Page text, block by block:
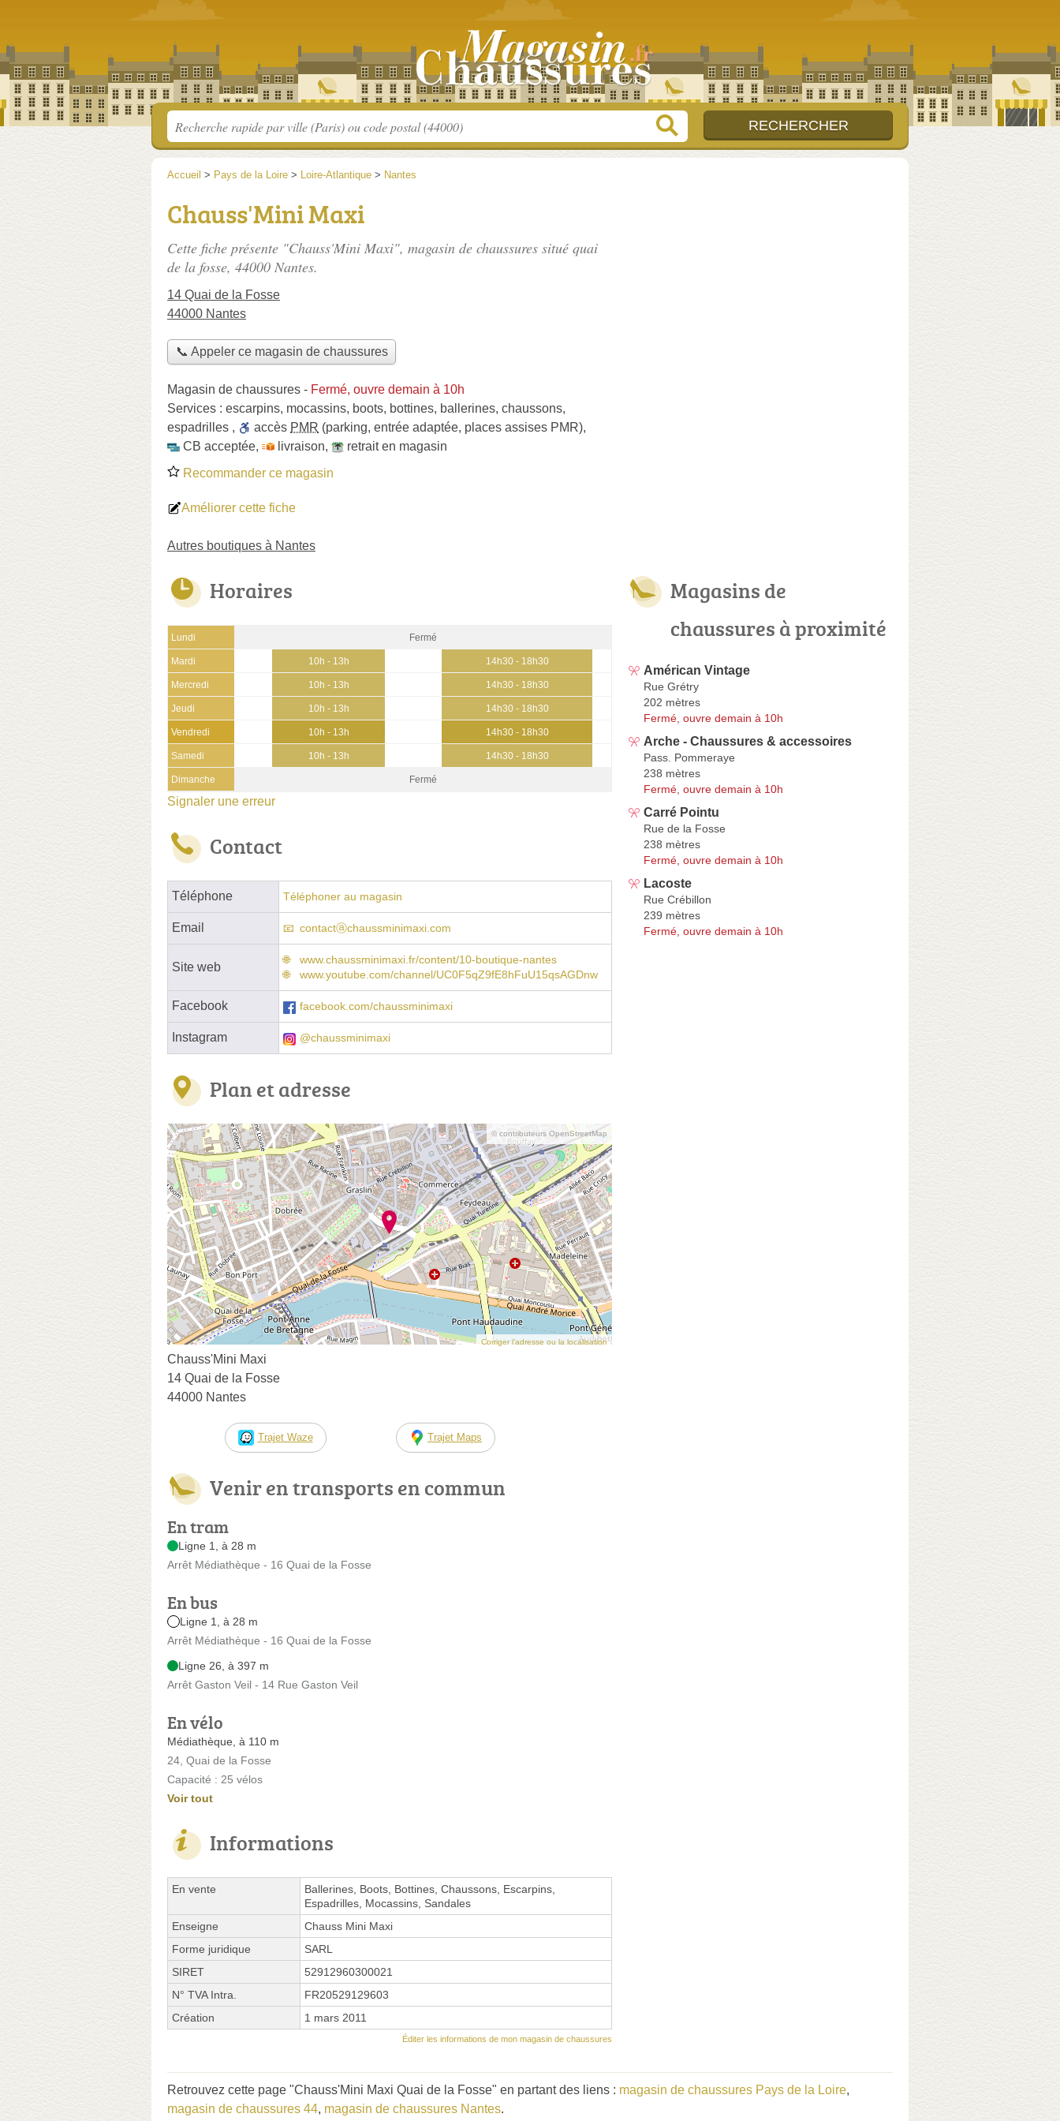
Accueil > Pays de la Loire > Loire-Atlantique > Nantes
Chauss'Mini Maxi
Cette fiche présente "Chauss'Mini Maxi", magasin de chaussures situé quai
de la fosse, 44000 Nantes.
14 Quai de la Fosse
44000 Nantes
📞 Appeler ce magasin de chaussures
Magasin de chaussures - Fermé, ouvre demain à 10h
Services : escarpins, mocassins, boots, bottines, ballerines, chaussons,
espadrilles , accès PMR (parking, entrée adaptée, places assises PMR),
CB acceptée, livraison,
retrait en magasin
Recommander ce magasin
Améliorer cette fiche
Autres boutiques à Nantes
Horaires
Lundi Fermé
Mardi 10h - 13h 14h30 - 18h30
Mercredi 10h - 13h 14h30 - 18h30
Jeudi 10h - 13h 14h30 - 18h30
Vendredi 10h - 13h 14h30 - 18h30
Samedi 10h - 13h 14h30 - 18h30
Dimanche Fermé
Signaler une erreur
Contact
Téléphone Téléphoner au magasin
Email contactⓐchaussminimaxi.com
Site web
www.chaussminimaxi.fr/content/10-boutique-nantes
www.youtube.com/channel/UC0F5qZ9fE8hFuU15qsAGDnw
Facebook facebook.com/chaussminimaxi
Instagram @chaussminimaxi
Plan et adresse
© contributeurs OpenStreetMap
Corriger l’adresse ou la localisation
Chauss'Mini Maxi
14 Quai de la Fosse
44000 Nantes
Trajet Waze Trajet Maps
Venir en transports en commun
En tram
Ligne 1, à 28 m
Arrêt Médiathèque - 16 Quai de la Fosse
En bus
Ligne 1, à 28 m
Arrêt Médiathèque - 16 Quai de la Fosse
Ligne 26, à 397 m
Arrêt Gaston Veil - 14 Rue Gaston Veil
En vélo
Médiathèque, à 110 m
24, Quai de la Fosse
Capacité : 25 vélos
Voir tout
Informations
En vente
Ballerines, Boots, Bottines, Chaussons, Escarpins,
Espadrilles, Mocassins, Sandales
Enseigne
Chauss Mini Maxi
Forme juridique
SARL
SIRET
52912960300021
N° TVA Intra.
FR20529129603
Création
1 mars 2011
Éditer les informations de mon magasin de chaussures
Magasins de
chaussures à proximité
Américan Vintage
Rue Grétry
202 mètres
Fermé, ouvre demain à 10h
Arche - Chaussures & accessoires
Pass. Pommeraye
238 mètres
Fermé, ouvre demain à 10h
Carré Pointu
Rue de la Fosse
238 mètres
Fermé, ouvre demain à 10h
Lacoste
Rue Crébillon
239 mètres
Fermé, ouvre demain à 10h
Retrouvez cette page "Chauss'Mini Maxi Quai de la Fosse" en partant des liens : magasin de chaussures Pays de la Loire,
magasin de chaussures 44, magasin de chaussures Nantes.